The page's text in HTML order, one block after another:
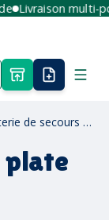
Livraison multi-
Batterie de secours plate 4000mAh
plate